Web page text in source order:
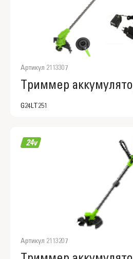
Артикул 2113307
G24LT251
Артикул 2113207